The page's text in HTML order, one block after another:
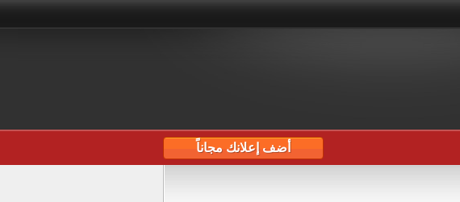
أضف إعلانك مجاناً